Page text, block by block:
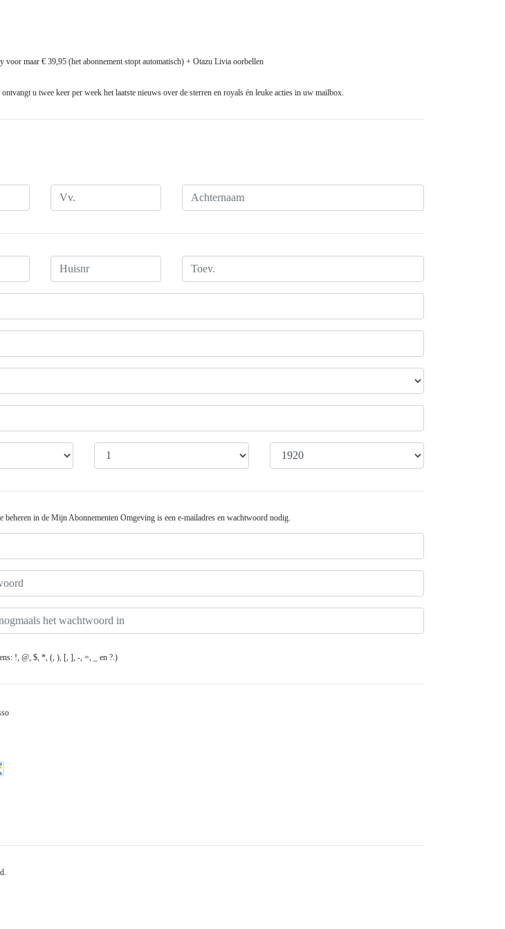
voor maar € 39,95 (het abonnement stopt automatisch) + Otazu Livia oorbellen
u twee keer per week het laatste nieuws over de sterren en royals én leuke acties in uw mailbox.
in de Mijn Abonnementen Omgeving is een e-mailadres en wachtwoord nodig.
!, @, $, *, (, ), [, ], -, =, _ en ?.)